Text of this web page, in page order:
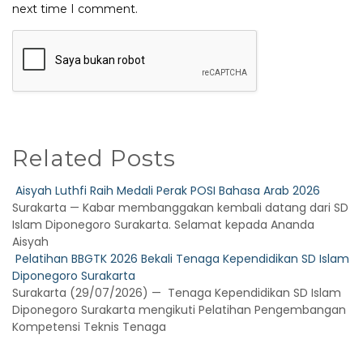
next time I comment.
Related Posts
Aisyah Luthfi Raih Medali Perak POSI Bahasa Arab 2026
Surakarta — Kabar membanggakan kembali datang dari SD
Islam Diponegoro Surakarta. Selamat kepada Ananda
Aisyah
Pelatihan BBGTK 2026 Bekali Tenaga Kependidikan SD Islam
Diponegoro Surakarta
Surakarta (29/07/2026) — Tenaga Kependidikan SD Islam
Diponegoro Surakarta mengikuti Pelatihan Pengembangan
Kompetensi Teknis Tenaga